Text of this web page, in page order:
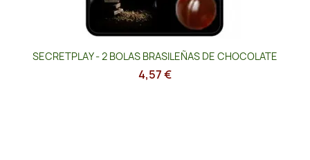
SECRETPLAY - 2 BOLAS BRASILEÑAS DE CHOCOLATE
4,57 €